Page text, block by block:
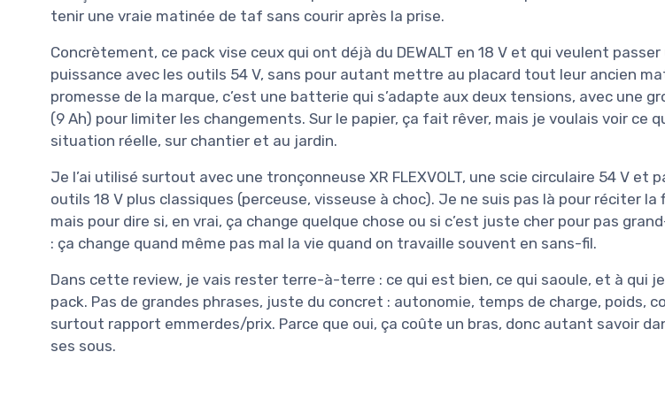
tenir une vraie matinée de taf sans courir après la prise.
Concrètement, ce pack vise ceux qui ont déjà du DEWALT en 18 V et qui veulent passer
puissance avec les outils 54 V, sans pour autant mettre au placard tout leur ancien
promesse de la marque, c’est une batterie qui s’adapte aux deux tensions, avec une
(9 Ah) pour limiter les changements. Sur le papier, ça fait rêver, mais je voulais voir ce
situation réelle, sur chantier et au jardin.
Je l’ai utilisé surtout avec une tronçonneuse XR FLEXVOLT, une scie circulaire 54 V et
outils 18 V plus classiques (perceuse, visseuse à choc). Je ne suis pas là pour réciter la
mais pour dire si, en vrai, ça change quelque chose ou si c’est juste cher pour pas
: ça change quand même pas mal la vie quand on travaille souvent en sans-fil.
Dans cette review, je vais rester terre-à-terre : ce qui est bien, ce qui saoule, et à qui
pack. Pas de grandes phrases, juste du concret : autonomie, temps de charge, poids,
surtout rapport emmerdes/prix. Parce que oui, ça coûte un bras, donc autant savoir
ses sous.